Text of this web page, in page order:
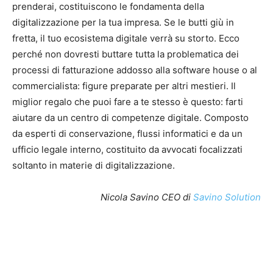
prenderai, costituiscono le fondamenta della
digitalizzazione per la tua impresa. Se le butti giù in
fretta, il tuo ecosistema digitale verrà su storto. Ecco
perché non dovresti buttare tutta la problematica dei
processi di fatturazione addosso alla software house o al
commercialista: figure preparate per altri mestieri. Il
miglior regalo che puoi fare a te stesso è questo: farti
aiutare da un centro di competenze digitale. Composto
da esperti di conservazione, flussi informatici e da un
ufficio legale interno, costituito da avvocati focalizzati
soltanto in materie di digitalizzazione.
Nicola Savino CEO di Savino Solution